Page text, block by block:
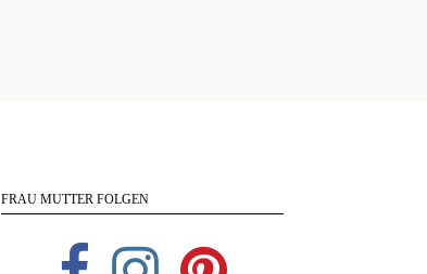
FRAU MUTTER FOLGEN